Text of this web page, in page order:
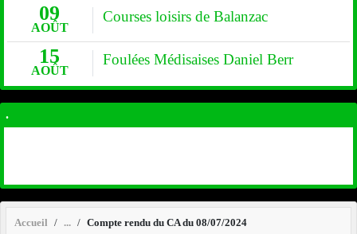
Accueil Compte rendu du CA du 08/07/2024
09
AOÛT
Courses loisirs de Balanzac
15
AOÛT
Foulées Médisaises Daniel Berr
.